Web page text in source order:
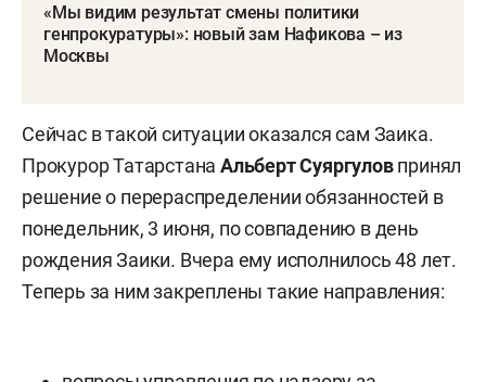
«Мы видим результат смены политики
генпрокуратуры»: новый зам Нафикова – из
Москвы
Сейчас в такой ситуации оказался сам Заика.
Прокурор ТатарстанаАльберт Суяргуловпринял
решение о перераспределении обязанностей в
понедельник, 3 июня, по совпадению в день
рождения Заики. Вчера ему исполнилось 48 лет.
Теперь за ним закреплены такие направления: